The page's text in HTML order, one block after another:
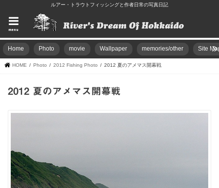
ルアー・トラウトフィッシングと作者日常の写真日記
menu
Home Photo movie Wallpaper memories/other Site
HOME Photo 2012 Fishing Photo 2012 夏のアメマス開幕戦
2012 夏のアメマス開幕戦